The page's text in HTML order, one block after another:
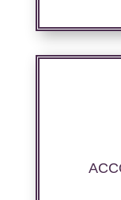
Des
détaillé